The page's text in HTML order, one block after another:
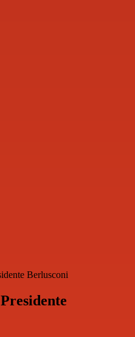
Berlusconi